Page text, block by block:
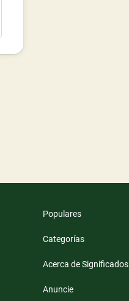
Populares
Categorías
Acerca de Significados
Anuncie